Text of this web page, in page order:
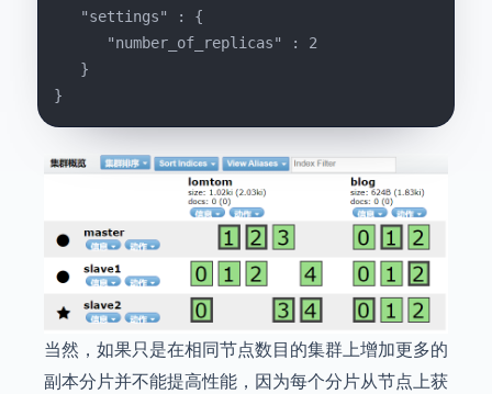
   "settings" : {
      "number_of_replicas" : 2
   }
}
当然，如果只是在相同节点数目的集群上增加更多的
副本分片并不能提高性能，因为每个分片从节点上获